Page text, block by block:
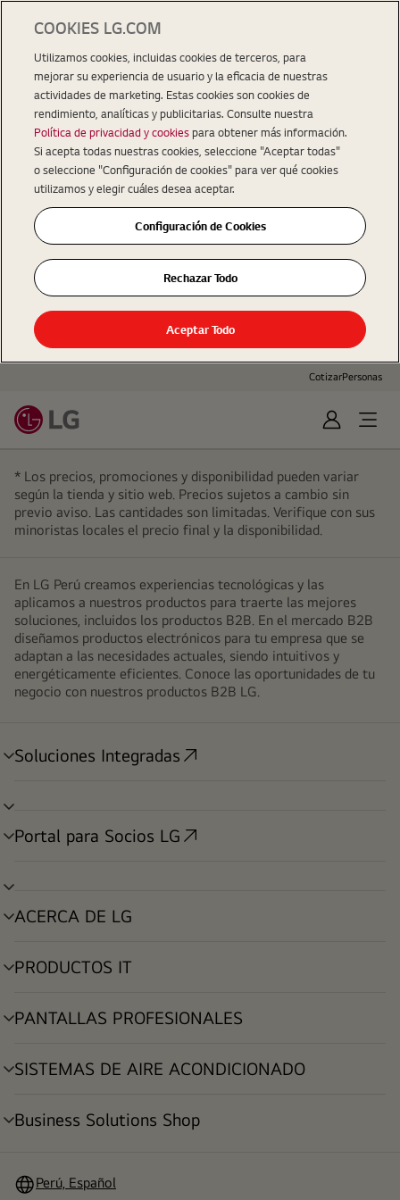
CotizarPersonas
IniciarOpen
* Los precios, promociones y disponibilidad pueden variar
según la tienda y sitio web. Precios sujetos a cambio sin
previo aviso. Las cantidades son limitadas. Verifique con sus
minoristas locales el precio final y la disponibilidad.
En LG Perú creamos experiencias tecnológicas y las
aplicamos a nuestros productos para traerte las mejores
soluciones, incluidos los productos B2B. En el mercado B2B
diseñamos productos electrónicos para tu empresa que se
adaptan a las necesidades actuales, siendo intuitivos y
energéticamente eficientes. Conoce las oportunidades de tu
negocio con nuestros productos B2B LG.
Soluciones Integradas
alternar
alternar
Portal para Socios LG
alternar
alternar
ACERCA DE LG
alternar
PRODUCTOS IT
alternar
PANTALLAS PROFESIONALES
alternar
SISTEMAS DE AIRE ACONDICIONADO
alternar
Business Solutions Shop
alternar
Perú, Español
COOKIES LG.COM
Utilizamos cookies, incluidas cookies de terceros, para
mejorar su experiencia de usuario y la eficacia de nuestras
actividades de marketing. Estas cookies son cookies de
rendimiento, analíticas y publicitarias. Consulte nuestra
Política de privacidad y cookiespara obtener más información.
Si acepta todas nuestras cookies, seleccione "Aceptar todas"
o seleccione "Configuración de cookies" para ver qué cookies
utilizamos y elegir cuáles desea aceptar.
Configuración de Cookies
Rechazar Todo
Aceptar Todo